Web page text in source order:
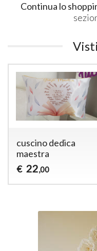
Continua lo
cuscino dedica
maestra
€ 22,00